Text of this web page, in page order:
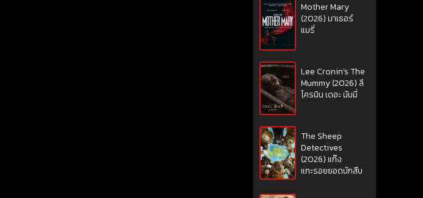
Mother Mary
(2026) มาเธอร์
แมรี่
Lee Cronin’s The
Mummy (2026) ลี
โครนิน เดอะ มัมมี่
The Sheep
Detectives
(2026) แก๊ง
แกะรอยยอดนักสืบ